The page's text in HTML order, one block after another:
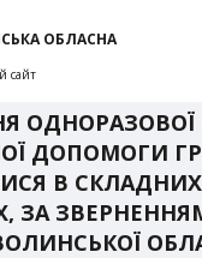
ОБЛАСНА
сайт
ДОПОМОГИ
В
ЗА